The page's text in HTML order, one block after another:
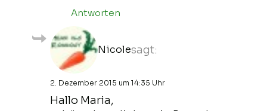
Antworten
Nicolesagt:
2. Dezember 2015 um 14:35 Uhr
Hallo Maria,